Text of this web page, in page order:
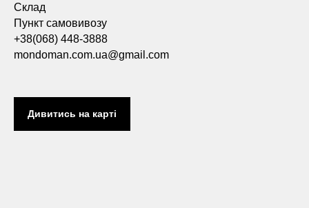
Склад
Пункт самовивозу
+38(068) 448-3888
mondoman.com.ua@gmail.com
Дивитись на карті